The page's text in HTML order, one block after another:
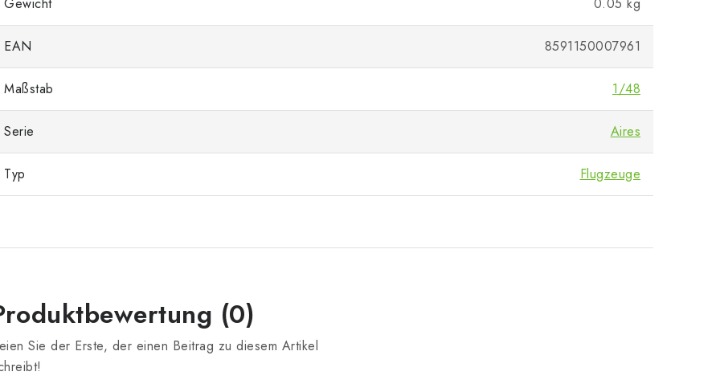
Gewicht 0.05 kg
EAN 8591150007961
Maßstab 1/48
Serie Aires
Typ Flugzeuge
(0)
Sie der Erste, der einen Beitrag zu diesem Artikel